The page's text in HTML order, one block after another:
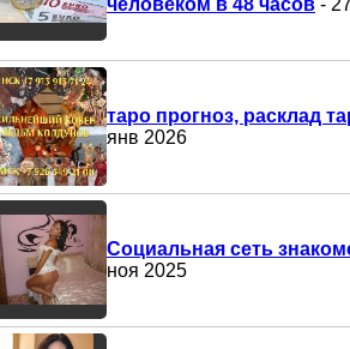
таро прогноз, расклад
янв 2026
Социальная сеть
ноя 2025